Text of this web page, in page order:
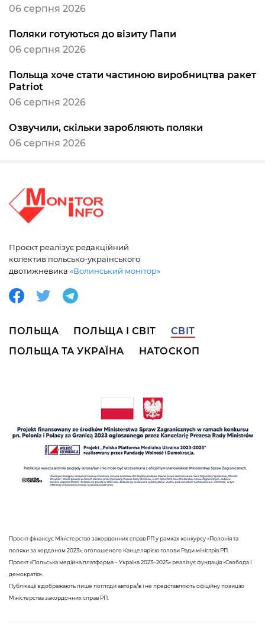
06 серпня 2026
Поляки готуються до візиту Папи
06 серпня 2026
Польща хоче стати частиною виробництва ракет
Patriot
06 серпня 2026
Озвучили, скільки заробляють поляки
06 серпня 2026
Проєкт реалізує редакційний
колектив польсько-українського
двотижневика «Волинський монітор»
ПОЛЬЩА ПОЛЬЩА І СВІТ
СВІТ
ПОЛЬЩА ТА УКРАЇНА
НАТОСКОП
Проєкт фінансує Міністерство закордонних справ РП у рамках конкурсу «Полонія та
поляки за кордоном 2023», оголошеного Канцелярією голови Ради міністрів РП.
Проєкт «Польська медійна платформа – Україна 2023–2025» реалізує фундація «Свобода і
демократія».
Публікації відображають лише погляди автора/ів і не представляють офіційну позицію
Міністерства закордонних справ РП.